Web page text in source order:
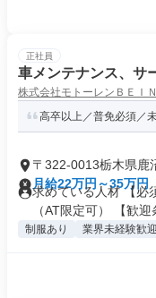
正社員
車メンテナンス、サ
株式会社モトーレンＢＥＩ
高卒以上／普免必須／
〒322-0013栃木県鹿
月給22万円～35万円
求めている人材 【必
（AT限定可） 【歓迎
制服あり 業界未経験歓迎